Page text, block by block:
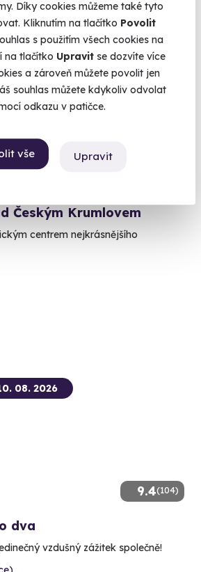
Díky cookies můžeme také tyto
Kliknutím na tlačítko Povolit
s použitím všech cookies na
na tlačítko Upravit se dozvíte více
a zároveň můžete povolit jen
souhlas můžete kdykoliv odvolat
odkazu v patičce.
vše Upravit
09. 2026
Českým Krumlovem
centrem nejkrásnějšího
9.4(104)
08. 2026
dva
vzdušný zážitek společně!